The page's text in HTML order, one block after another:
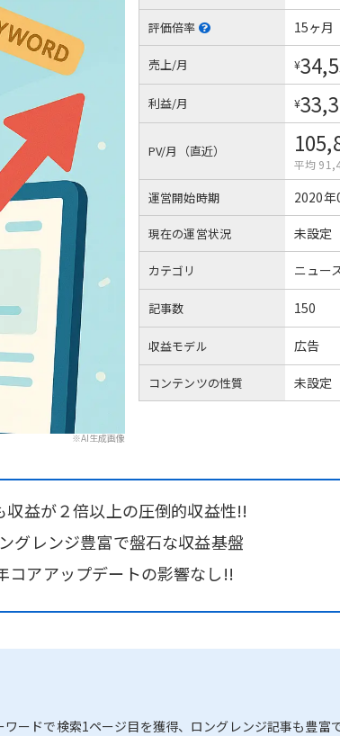
※AI生成画像
評価倍率 15ヶ月
売上/月 ¥
利益/月 ¥
PV/月（直近）
平均
運営開始時期 2020年
現在の運営状況 未設定
カテゴリ ニュー
記事数 150
収益モデル 広告
コンテンツの性質 未設定
収益が２倍以上の圧倒的収益性!!
グレンジ豊富で盤石な収益基盤
コアアップデートの影響なし!!
ードで検索1ページ目を獲得、ロングレンジ記事も豊富で